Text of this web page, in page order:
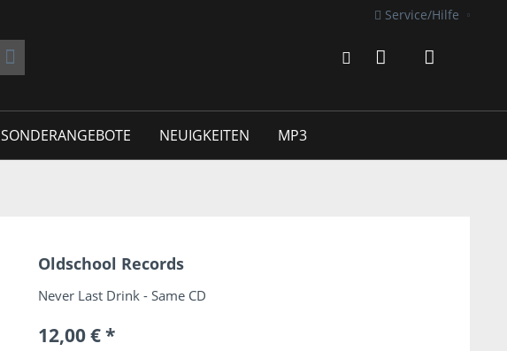
Service/Hilfe
SONDERANGEBOTE NEUIGKEITEN MP3
Oldschool Records
Never Last Drink - Same CD
12,00 € *